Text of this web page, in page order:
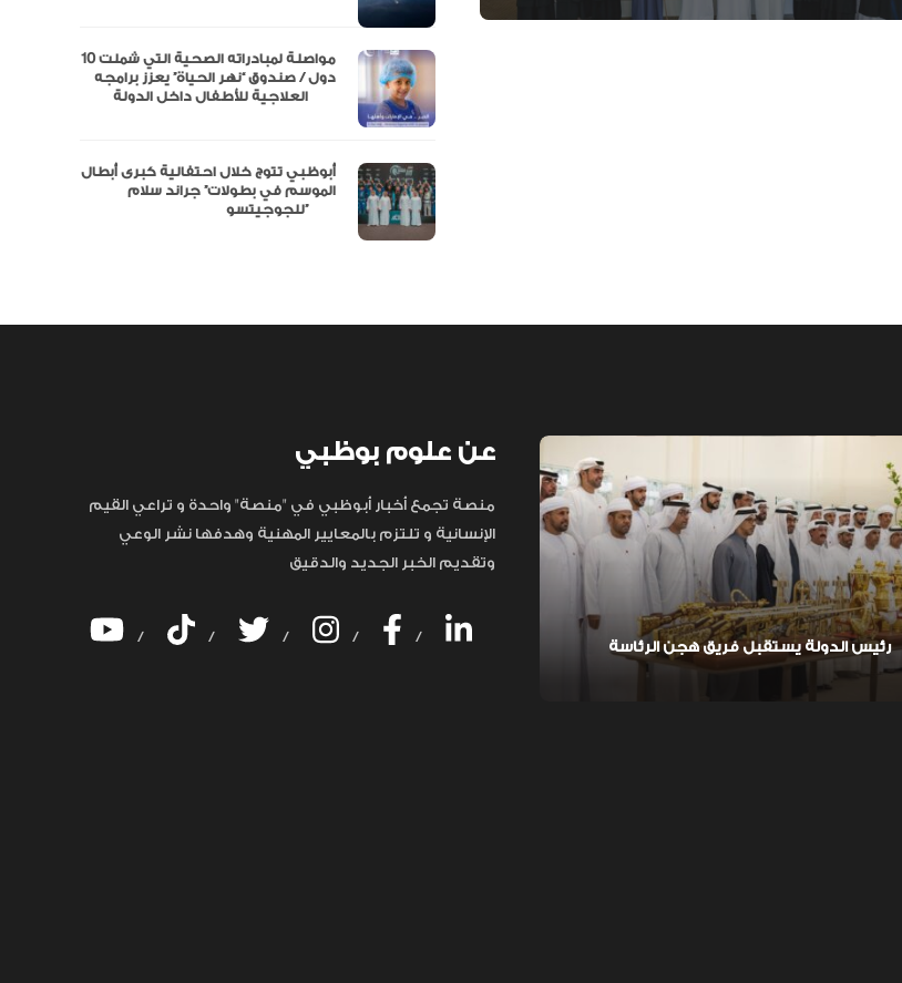
مواصلة لمبادراته الصحية التي شملت 10
دول / صندوق “نهر الحياة” يعزز برامجه
أبوظبي تتوج خلال احتفالية كبرى أبطال
الموسم في بطولات” جراند سلام
للجوجيتسو”
عن علوم بوظبي
منصة تجمع أخبار أبوظبي في "منصة" واحدة و تراعي القيم
الإنسانية و تلتزم بالمعايير المهنية وهدفها نشر الوعي
وتقديم الخبر الجديد والدقيق
/ / / / /
رئيس الدولة يستقبل فريق هجن الرئاسة